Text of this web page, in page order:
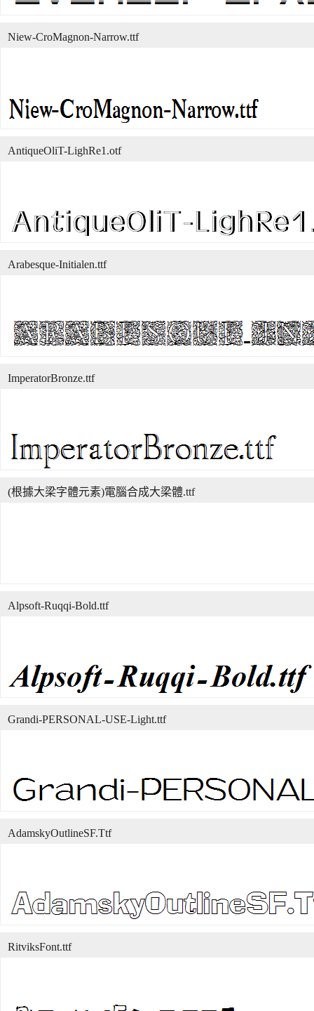
Niew-CroMagnon-Narrow.ttf
AntiqueOliT-LighRe1.otf
Arabesque-Initialen.ttf
ImperatorBronze.ttf
(根據大梁字體元素)電腦合成大梁體.ttf
Alpsoft-Ruqqi-Bold.ttf
Grandi-PERSONAL-USE-Light.ttf
AdamskyOutlineSF.Ttf
RitviksFont.ttf